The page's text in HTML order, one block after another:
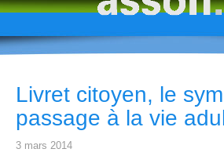
Livret citoyen, le
passage à la vie
3 mars 2014